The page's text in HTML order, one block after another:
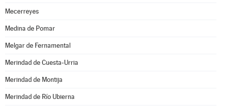
Mecerreyes
Medina de Pomar
Melgar de Fernamental
Merindad de Cuesta-Urria
Merindad de Montija
Merindad de Río Ubierna